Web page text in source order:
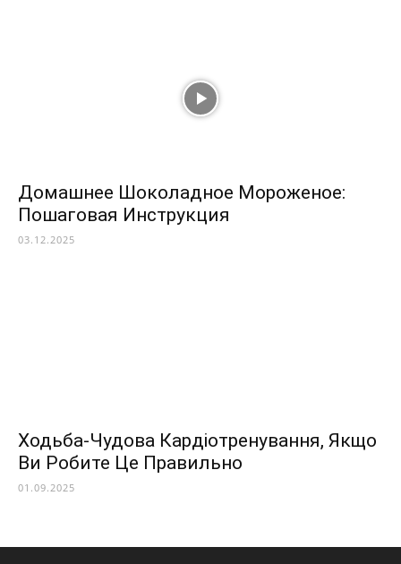
Домашнее Шоколадное Мороженое:
Пошаговая Инструкция
03.12.2025
Ходьба-Чудова Кардіотренування, Якщо
Ви Робите Це Правильно
01.09.2025